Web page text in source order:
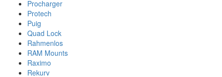
Procharger
Protech
Puig
Quad Lock
Rahmenlos
RAM Mounts
Raximo
Rekurv